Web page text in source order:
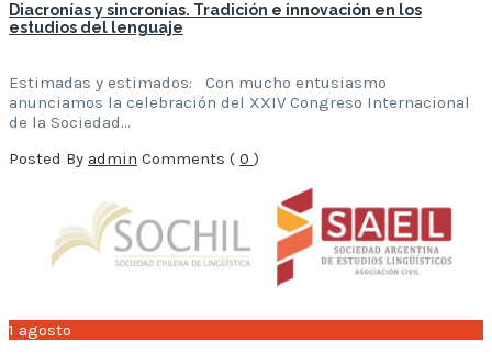
Diacronías y sincronías. Tradición e innovación en los
estudios del lenguaje
Estimadas y estimados: Con mucho entusiasmo
anunciamos la celebración del XXIV Congreso Internacional
de la Sociedad…
Posted By admin Comments ( 0 )
1 agosto